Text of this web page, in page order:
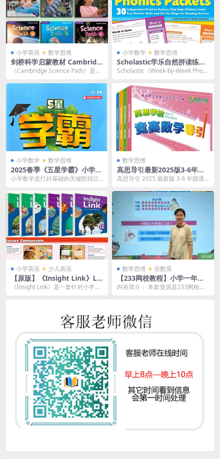
小学英语 数学思维
剑桥科学启蒙教材 Cambridg
e Science Path u音频+视频
+电子书下载
《Cambridge Science Path》是剑
小学数学 数学思维
Scholastic学乐自然拼读练习
册《Week-by-Week Phonic
s Packets》，循序渐进学习
自然拼读 PDF
Scholastic《Week-by-Week Phoni
小学数学 数学思维
2025春季《五星学霸》小学数
学1-6册下册|北师版同步训练
小学数学是打好基础的关键阶段!20
册(北师大...
数学思维
高思导引最新2025版3-6年级
课本+视频全套下载
高思导引 2025 最新版 3-6 年级课
提供...
小学英语 少儿英语
【原版】《Insight Link》L0-
L6级别全套下载小学高年级至
初中跨学科英语阅读系列教材
《Insight Link》是一套针对小学高
数学思维 语数英
【233网校教程】小学一年级
数学上下册视频课程-许鲜老师
内容简介： 本套资源是233网校小